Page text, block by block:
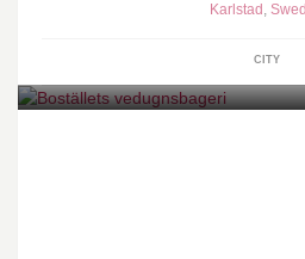
Karlstad,
CITY